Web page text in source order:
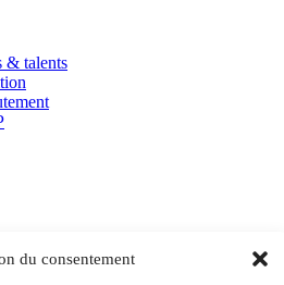
du consentement
& talents